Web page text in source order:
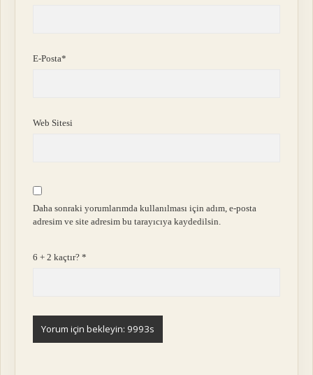
E-Posta*
Web Sitesi
Daha sonraki yorumlarımda kullanılması için adım, e-posta
adresim ve site adresim bu tarayıcıya kaydedilsin.
6 + 2 kaçtır?*